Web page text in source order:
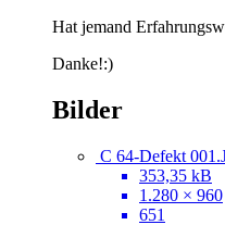
Hat jemand
Danke!:)
Bilder
C 64-Defekt
353,35 kB
1.280 × 960
651